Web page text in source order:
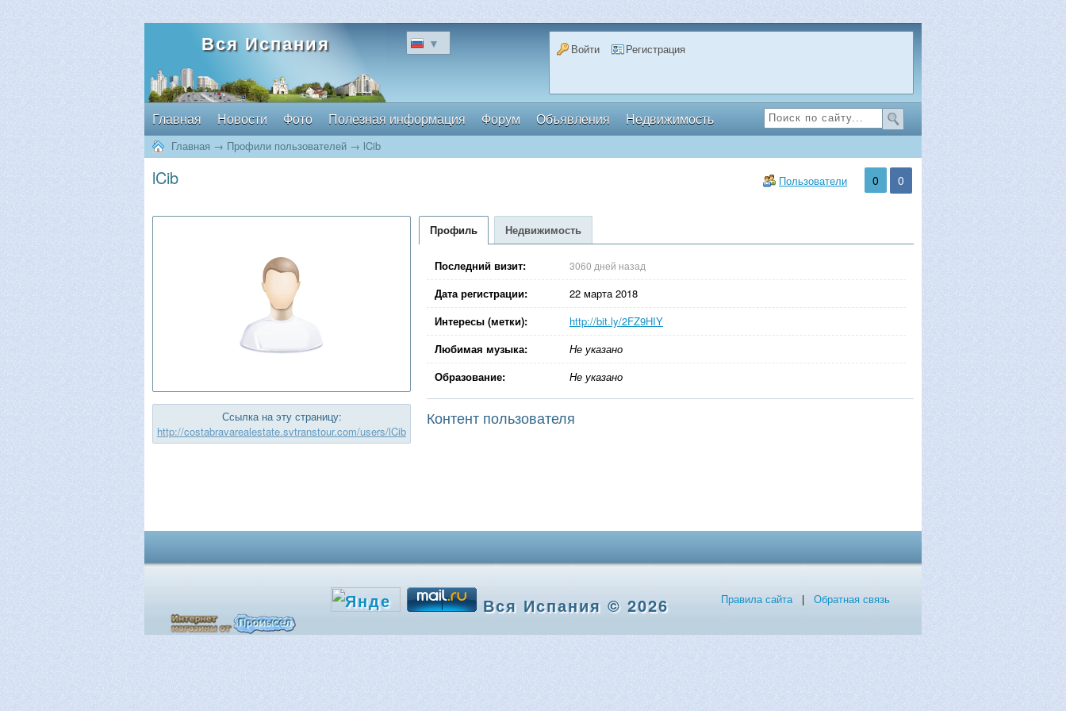
Вся Испания ▼ Войти Регистрация
Главная Новости Фото Полезная информация Форум Объявления Недвижимость
Главная → Профили пользователей → lCib
0 0
Пользователи
lCib
Ссылка на эту страницу:
http://costabravarealestate.svtranstour.com/users/lCib
Профиль Недвижимость
Последний визит: 3060 дней назад
Дата регистрации:
22 марта 2018
Интересы (метки):
http://bit.ly/2FZ9HIY
Любимая музыка:
Не указано
Образование:
Не указано
Контент пользователя
Вся Испания © 2026 Правила сайта| Обратная связь